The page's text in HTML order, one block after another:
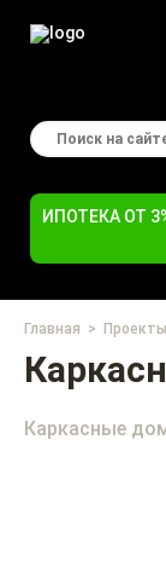
ИПОТЕКА ОТ
Главная Проекты
Каркасные